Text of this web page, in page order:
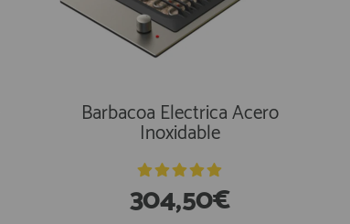
Barbacoa Electrica Acero
Inoxidable
304,50€